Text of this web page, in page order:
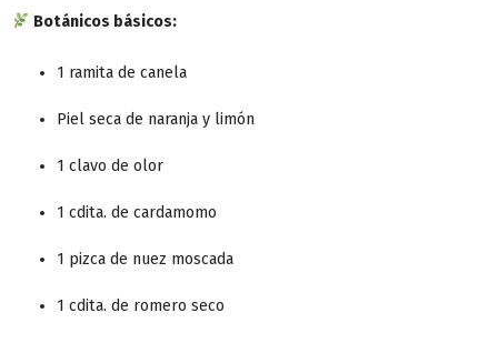
Botánicos básicos:
1 ramita de canela
Piel seca de naranja y limón
1 clavo de olor
1 cdita. de cardamomo
1 pizca de nuez moscada
1 cdita. de romero seco